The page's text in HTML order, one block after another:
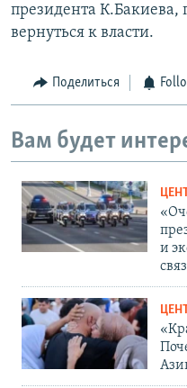
президента
вернуться к власти.
Поделиться
Вам будет
и